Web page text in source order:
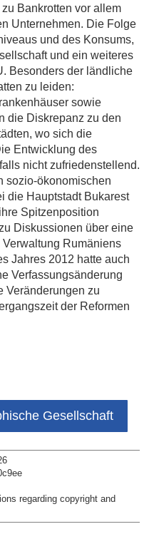
Bankrotten vor allem
Unternehmen. Die Folge
und des Konsums,
und ein weiteres
Besonders der ländliche
zu leiden:
sowie
die Diskrepanz zu den
wo sich die
Entwicklung des
nicht zufriedenstellend.
sozio-ökonomischen
die Hauptstadt Bukarest
Spitzenposition
Diskussionen über eine
Rumäniens
Jahres 2012 hatte auch
Verfassungsänderung
Veränderungen zu
der Reformen
Gesellschaft
regarding copyright and